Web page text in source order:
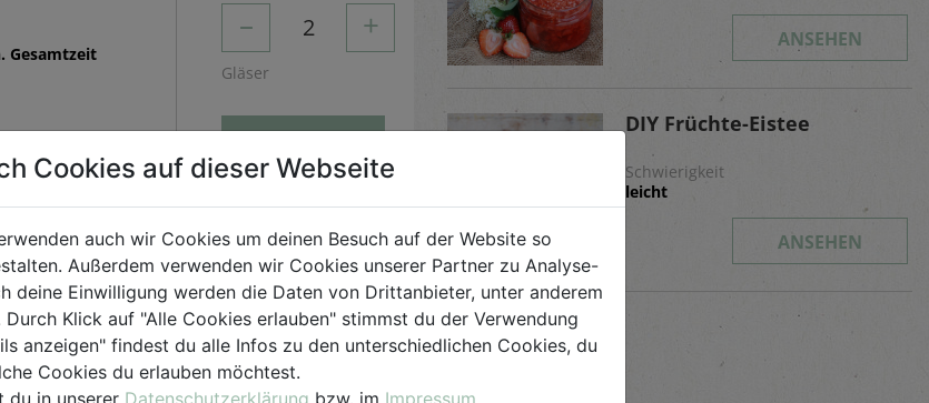
Gesamtzeit
– 2 +
Gläser
mit Eiswürfel füllen. Die Grapefruit in
schneiden und mit dem Rosmarin bzw.
und dem Grapefruitsaft in das Glas
Mit Tonic Water oder Mineral aufgießen
ANSEHEN
DIY Früchte-Eistee
Schwierigkeit
leicht
ANSEHEN
Cookies auf dieser Webseite
auch wir Cookies um deinen Besuch auf der Website so
Außerdem verwenden wir Cookies unserer Partner zu Analyse-
deine Einwilligung werden die Daten von Drittanbieter, unter anderem
Klick auf "Alle Cookies erlauben" stimmst du der Verwendung
anzeigen" findest du alle Infos zu den unterschiedlichen Cookies, du
Cookies du erlauben möchtest.
du in unserer Datenschutzerklärung bzw. im Impressum